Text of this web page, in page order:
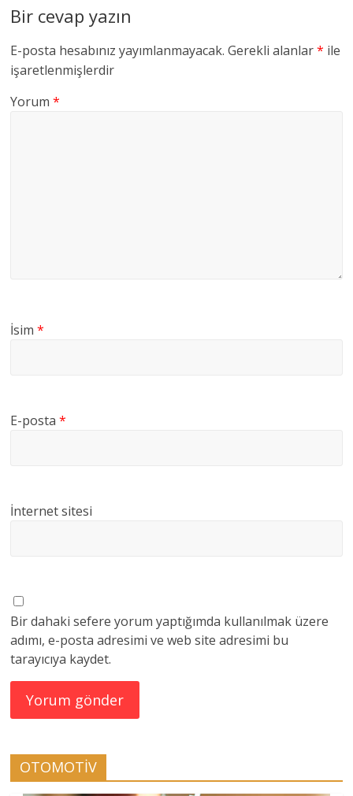
Bir cevap yazın
E-posta hesabınız yayımlanmayacak. Gerekli alanlar* ile
işaretlenmişlerdir
Yorum*
İsim*
E-posta*
İnternet sitesi
Bir dahaki sefere yorum yaptığımda kullanılmak üzere
adımı, e-posta adresimi ve web site adresimi bu
tarayıcıya kaydet.
OTOMOTİV